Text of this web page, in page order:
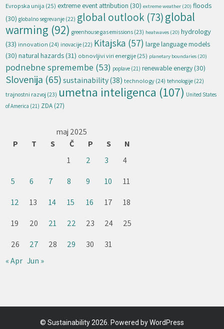
Evropska unija (25) extreme event attribution (30) extreme weather (20) floods
(30) globalno segrevanje (22) global outlook (73)global
warming (92) greenhouse gas emissions (23) heatwaves (20) hydrology
(33) innovation (24) inovacije (22) Kitajska (57) large language models
(30) natural hazards (31) obnovljivi viri energije(25) planetary boundaries (20)
podnebne spremembe (53) poplave (21) renewable energy (30)
Slovenija (65) sustainability(38) technology(24) tehnologije (22)
trajnostni razvoj (23) umetna inteligenca (107) United States
of America (21) ZDA (27)
maj 2025
P
T S Č P S
N
1
2 3
4
5
6 7 8 9 10
11
12
13 14 15 16 17
18
19
20 21 22 23 24
25
26
27 28 29 30
31
« Apr Jun »
© Sustainability2026. Powered by WordPress